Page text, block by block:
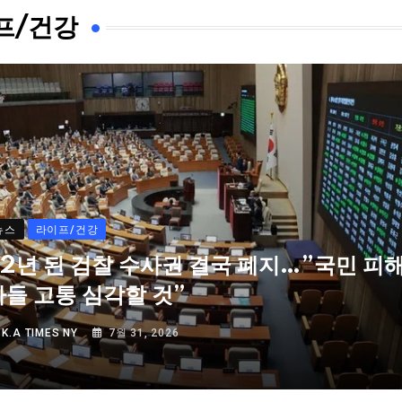
/건강
스 라이프/건강
년 된 검찰 수사권 결국 폐지…”국민 피
들 고통 심각할 것”
K.A TIMES NY 7월 31, 2026